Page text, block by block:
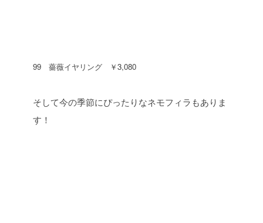
99 薔薇イヤリング ￥3,080
そして今の季節にぴったりなネモフィラもありま
す！